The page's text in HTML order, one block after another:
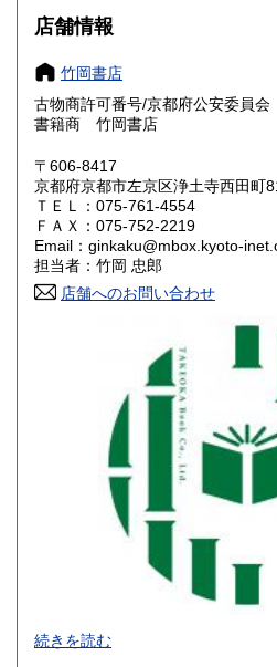
奈良県 550円
岡山県 550円
山口県 550円
香川県 550円
600円
600円
1,600円
店舗情報
竹岡書店
古物商許可番号/京都府公安委員
書籍商 竹岡書店
〒606-8417
京都府京都市左京区浄土寺西田町
ＴＥＬ：075-761-4554
ＦＡＸ：075-752-2219
Email：ginkaku@mbox.kyoto-
担当者：竹岡 忠郎
店舗へのお問い合わせ
続きを読む